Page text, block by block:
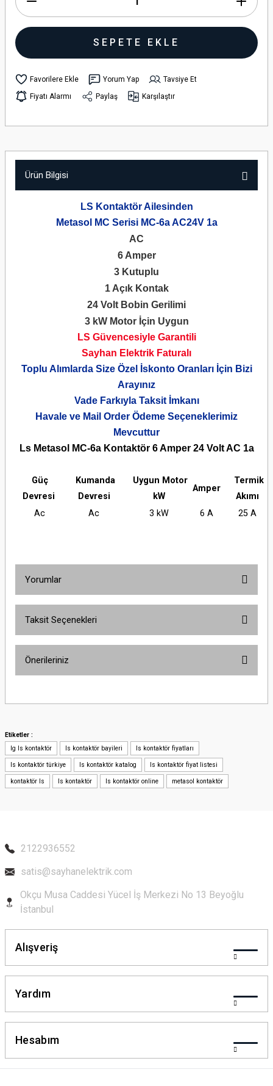
SEPETE EKLE
Yorum Yap
Tavsiye Et
Fiyatı Alarmı
Paylaş Karşılaştır
Ürün Bilgisi
LS Kontaktör Ailesinden
Metasol MC Serisi MC-6a AC24V 1a
AC
6 Amper
3 Kutuplu
1 Açık Kontak
24 Volt Bobin Gerilimi
3 kW Motor İçin Uygun
LS Güvencesiyle Garantili
Sayhan Elektrik Faturalı
Toplu Alımlarda Size Özel İskonto Oranları İçin Bizi
Arayınız
Vade Farkıyla Taksit İmkanı
Havale ve Mail Order Ödeme Seçeneklerimiz
Mevcuttur
Ls Metasol MC-6a Kontaktör 6 Amper 24 Volt AC 1a
Güç
Devresi
Kumanda
Devresi
Uygun Motor
kW
Amper
Termik
Akımı
Ac
Ac 3 kW 6 A 25 A
Yorumlar
Taksit Seçenekleri
Önerileriniz
yetersiz gördüğünüz noktaları öneri formunu kullanarak tarafımıza
Ürün resmi kalitesiz, bozuk veya görüntülenemiyor.
Ürün açıklamasında eksik bilgiler bulunuyor.
Ürün bilgilerinde hatalar bulunuyor.
Etiketler :
lg ls kontaktör
ls kontaktör bayileri ls kontaktör fiyatları
ls kontaktör türkiye ls kontaktör katalog ls kontaktör fiyat listesi
kontaktör ls ls kontaktör ls kontaktör online metasol kontaktör
2122936552
satis@sayhanelektrik.com
Okçu Musa Caddesi Yücel İş Merkezi No 13 Beyoğlu
İstanbul
Alışveriş
Yardım
Hesabım